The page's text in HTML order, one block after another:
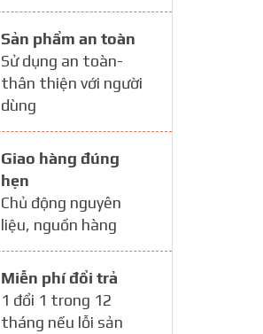
Sản phẩm an toàn
Sử dụng an toàn-
thân thiện với người
dùng
Giao hàng đúng
hẹn
Chủ động nguyên
liệu, nguồn hàng
Miễn phí đổi trả
1 đổi 1 trong 12
tháng nếu lỗi sản